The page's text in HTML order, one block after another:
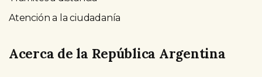
Atención a la ciudadanía
Acerca de la República Argentina